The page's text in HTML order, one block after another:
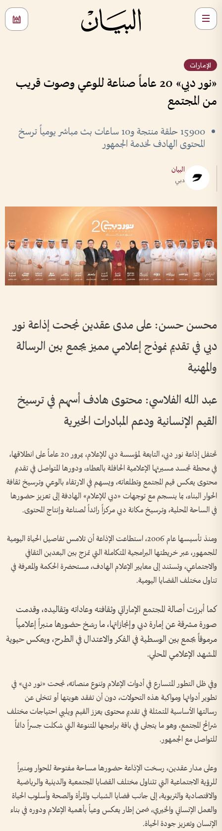
الإمارات
«نور دبي» 20 عاماً صناعة للوعي وصوت قريب
من المجتمع
15900 حلقة منتجة و10 ساعات بث مباشر يومياً ترسخ
المحتوى الهادف لخدمة الجمهور
البيان
دبي
محسن حسن: على مدى عقدين نجحت إذاعة نور
دبي في تقديم نموذج إعلامي مميز يجمع بين الرسالة
والمهنية
عبد الله الفلاسي: محتوى هادف أسهم في ترسيخ
القيم الإنسانية ودعم المبادرات الخيرية
تحتفل إذاعة نور دبي، التابعة لمؤسسة دبي للإعلام، بمرور 20 عاماً على انطلاقها،
في محطة تجسد مسيرتها الإعلامية الحافلة بالعطاء، ودورها المتواصل في تقديم
محتوى يعكس قيم المجتمع وتطلعاته، ويسهم في الارتقاء بالوعي وترسيخ ثقافة
الحوار البناء، بما ينسجم مع توجهات «دبي للإعلام» الهادفة إلى تعزيز حضورها
في الساحة المحلية، وترسيخ مكانة دبي مركزاً رائداً لصناعة وإنتاج المحتوى.
ومنذ تأسيسها عام 2006، استطاعت الإذاعة أن تلامس تفاصيل الحياة اليومية
للجمهور، عبر خريطتها البرامجية المتكاملة التي تمزج بين البعدين الثقافي
والاجتماعي، وتستند إلى معايير الإعلام الهادف، مستحضرة الحكمة والمعرفة في
تناول مختلف القضايا اليومية.
كما أبرزت أصالة المجتمع الإماراتي وثقافته وعاداته وتقاليده، وقدمت
صورة مشرقة عن إمارة دبي وإنجازاتها، ما رسّخ حضورها منبراً إعلامياً
مرموقاً يجمع بين الوسطية في الفكر والاعتدال في الطرح، ويعكس حيوية
المشهد الإعلامي المحلي.
وفي ظل التطور المتسارع في أدوات الإعلام وتنوع منصاته، نجحت «نور دبي» في
تطوير أدواتها ومواكبة هذه التحولات، دون أن تفقد هويتها أو تتخلى عن
رسالتها الأساسية المتمثلة في تقديم محتوى يعزز القيم ويلبي احتياجات مختلف
شرائح المجتمع، وهو ما يتجلى في باقة برامجها المتنوعة التي شكلت جسراً دائماً
للتواصل مع الجمهور.
وعلى مدار عقدين، رسخت الإذاعة حضورها مساحة مفتوحة للحوار ومنبراً
للرؤية الاجتماعية التي تتناول مختلف القضايا المجتمعية والدينية والرياضية
والاقتصادية والتربوية، إلى جانب قضايا الشباب والمرأة والصحة وأسلوب الحياة
والعمل الإنساني والخيري، ضمن إطار يعكس وعياً بأهمية الإعلام ودوره في بناء
الإنسان وتعزيز جودة الحياة.